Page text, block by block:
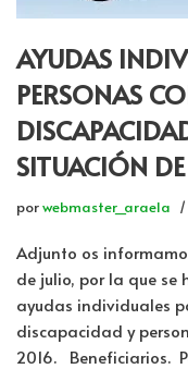
AYUDAS
PERSONAS
SITUACIÓN
porwebmaster_araela
Adjunto os
de julio, por la que
ayudas individuales
discapacidad y
2016. Beneficiarios.